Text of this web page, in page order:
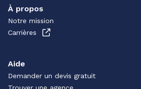
À propos
Notre mission
Carrières
Aide
Demander un devis gratuit